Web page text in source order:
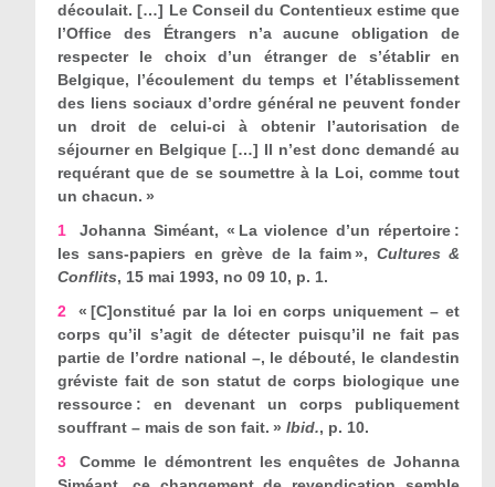
découlait. […] Le Conseil du Contentieux estime que
l’Office des Étrangers n’a aucune obligation de
respecter le choix d’un étranger de s’établir en
Belgique, l’écoulement du temps et l’établissement
des liens sociaux d’ordre général ne peuvent fonder
un droit de celui-ci à obtenir l’autorisation de
séjourner en Belgique […] Il n’est donc demandé au
requérant que de se soumettre à la Loi, comme tout
un chacun. »
1
Johanna Siméant, « La violence d’un répertoire :
les sans-papiers en grève de la faim », Cultures &
Conflits, 15 mai 1993, no 09 10, p. 1.
2
« [C]onstitué par la loi en corps uniquement – et
corps qu’il s’agit de détecter puisqu’il ne fait pas
partie de l’ordre national –, le débouté, le clandestin
gréviste fait de son statut de corps biologique une
ressource : en devenant un corps publiquement
souffrant – mais de son fait. » Ibid., p. 10.
3
Comme le démontrent les enquêtes de Johanna